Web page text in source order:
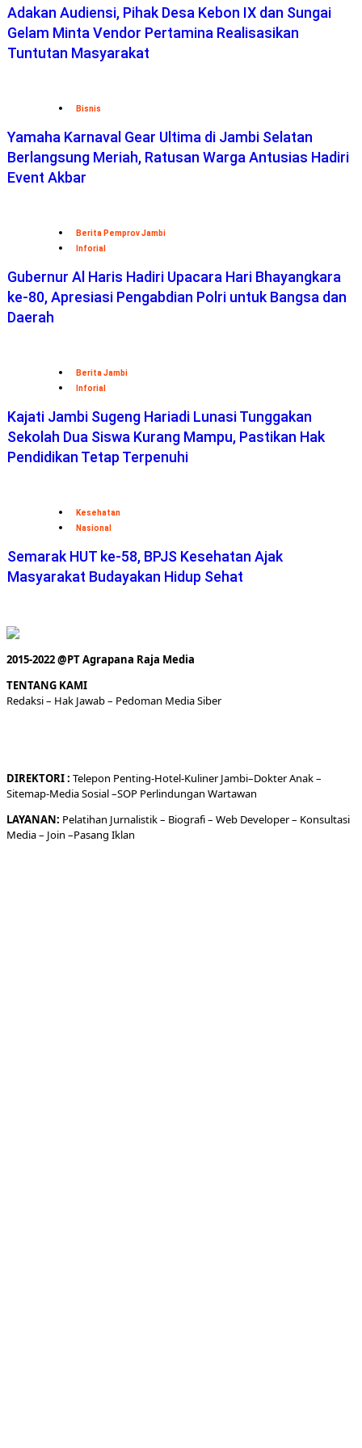
Adakan Audiensi, Pihak Desa Kebon IX dan Sungai
Gelam Minta Vendor Pertamina Realisasikan
Tuntutan Masyarakat
Bisnis
Yamaha Karnaval Gear Ultima di Jambi Selatan
Berlangsung Meriah, Ratusan Warga Antusias Hadiri
Event Akbar
Berita Pemprov Jambi
Inforial
Gubernur Al Haris Hadiri Upacara Hari Bhayangkara
ke-80, Apresiasi Pengabdian Polri untuk Bangsa dan
Daerah
Berita Jambi
Inforial
Kajati Jambi Sugeng Hariadi Lunasi Tunggakan
Sekolah Dua Siswa Kurang Mampu, Pastikan Hak
Pendidikan Tetap Terpenuhi
Kesehatan
Nasional
Semarak HUT ke-58, BPJS Kesehatan Ajak
Masyarakat Budayakan Hidup Sehat
2015-2022 @PT Agrapana Raja Media
TENTANG KAMI
Redaksi– Hak Jawab – Pedoman Media Siber
DIREKTORI: Telepon Penting-Hotel-KulinerJambi–DokterAnak –
Sitemap-Media Sosial –SOP Perlindungan Wartawan
LAYANAN: Pelatihan Jurnalistik – Biografi– Web Developer– Konsultasi
Media– Join –Pasang Iklan